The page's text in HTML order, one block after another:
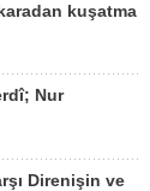
kuşatma
Nur
Direnişin ve